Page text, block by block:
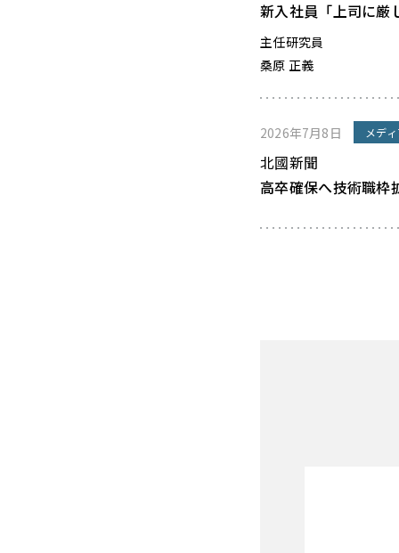
新入社員「上司に
主任研究員
桑原 正義
2026年7月8日 メデ
北國新聞
高卒確保へ技術職